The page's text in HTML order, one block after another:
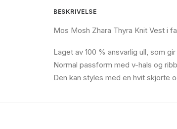
BESKRIVELSE
Mos Mosh Zhara Thyra Knit Vest i
Laget av 100 % ansvarlig ull, som
Normal passform med v-hals og
Den kan styles med en hvit skjorte